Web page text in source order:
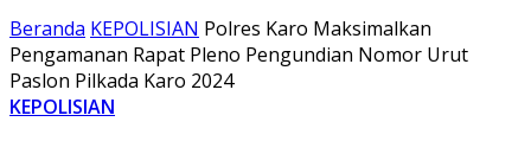
Beranda KEPOLISIAN Polres Karo Maksimalkan
Pengamanan Rapat Pleno Pengundian Nomor Urut
Paslon Pilkada Karo 2024
KEPOLISIAN